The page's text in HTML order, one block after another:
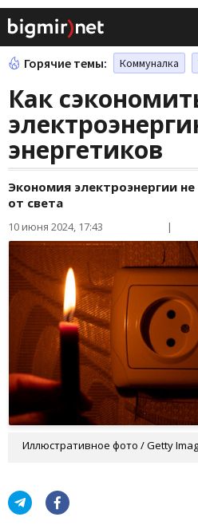
Горячие темы: Коммуналка
Как
энергетиков
Экономия электроэнергии
от света
10 июня 2024, 17:43 |
Иллюстративное фото / Getty